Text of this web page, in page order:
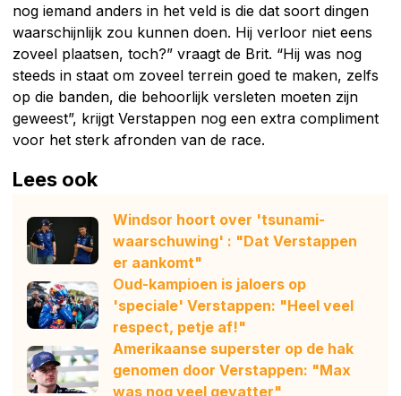
nog iemand anders in het veld is die dat soort dingen
waarschijnlijk zou kunnen doen. Hij verloor niet eens
zoveel plaatsen, toch?” vraagt de Brit. “Hij was nog
steeds in staat om zoveel terrein goed te maken, zelfs
op die banden, die behoorlijk versleten moeten zijn
geweest”, krijgt Verstappen nog een extra compliment
voor het sterk afronden van de race.
Lees ook
Windsor hoort over 'tsunami-
waarschuwing' : "Dat Verstappen
er aankomt"
Oud-kampioen is jaloers op
'speciale' Verstappen: "Heel veel
respect, petje af!"
Amerikaanse superster op de hak
genomen door Verstappen: "Max
was nog veel gevatter"